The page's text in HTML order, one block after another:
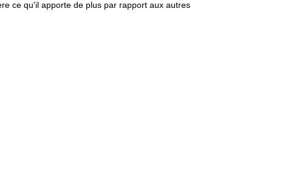
ce qu'il apporte de plus par rapport aux autres